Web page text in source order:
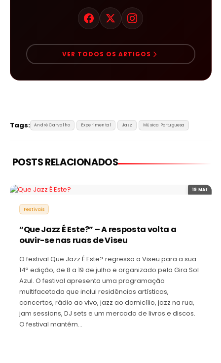
VER TODOS OS ARTIGOS
Tags: André Carvalho Experimental Jazz Música Portuguesa
POSTS RELACIONADOS
19 MAI
Festivais
“Que Jazz É Este?” – A resposta volta a
ouvir-se nas ruas de Viseu
O festival Que Jazz É Este? regressa a Viseu para a sua
14ª edição, de 8 a 19 de julho e organizado pela Gira Sol
Azul. O festival apresenta uma programação
multifacetada que inclui residências artísticas,
concertos, rádio ao vivo, jazz ao domicílio, jazz na rua,
jam sessions, DJ sets e um mercado de livros e discos.
O festival mantém…